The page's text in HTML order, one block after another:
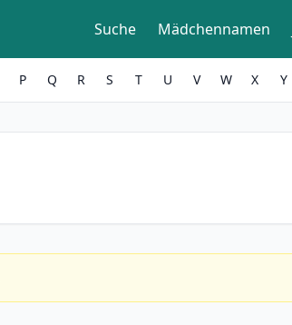
Suche Mädchennamen
P Q R S T U V W X Y